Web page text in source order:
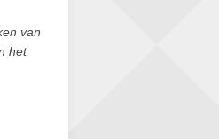
van
het